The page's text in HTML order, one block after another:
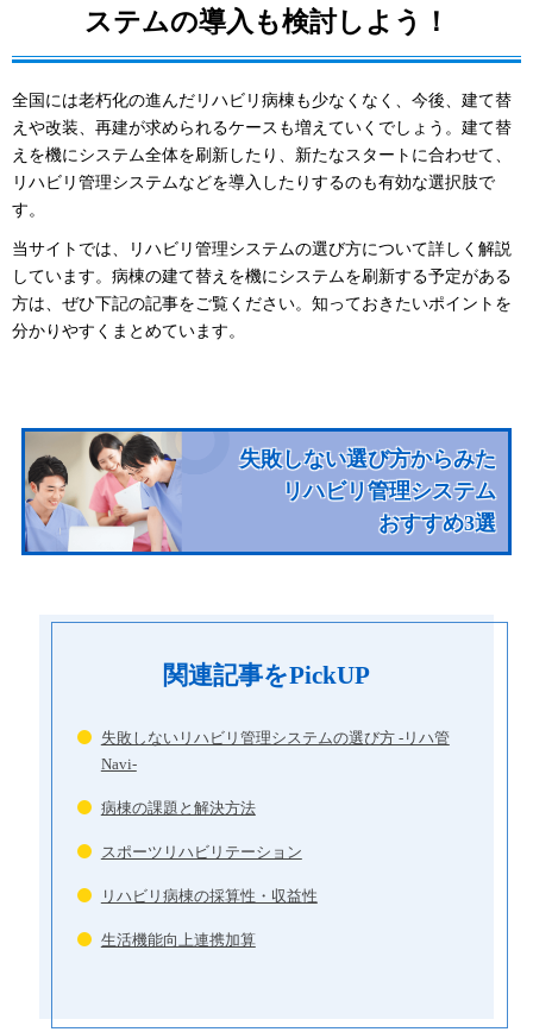
ステムの導入も検討しよう！
全国には老朽化の進んだリハビリ病棟も少なくなく、今後、建て替
えや改装、再建が求められるケースも増えていくでしょう。建て替
えを機にシステム全体を刷新したり、新たなスタートに合わせて、
リハビリ管理システムなどを導入したりするのも有効な選択肢で
す。
当サイトでは、リハビリ管理システムの選び方について詳しく解説
しています。病棟の建て替えを機にシステムを刷新する予定がある
方は、ぜひ下記の記事をご覧ください。知っておきたいポイントを
分かりやすくまとめています。
失敗しない選び方からみた
リハビリ管理システム
おすすめ3選
関連記事をPickUP
失敗しないリハビリ管理システムの選び方 -リハ管
Navi-
病棟の課題と解決方法
スポーツリハビリテーション
リハビリ病棟の採算性・収益性
生活機能向上連携加算